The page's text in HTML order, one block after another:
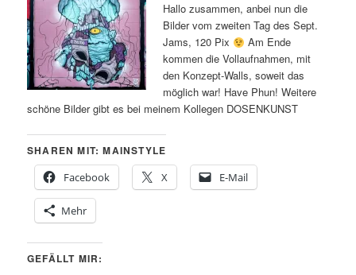
Hallo zusammen, anbei nun die
Bilder vom zweiten Tag des Sept.
Jams, 120 Pix
Am Ende
kommen die Vollaufnahmen, mit
den Konzept-Walls, soweit das
möglich war! Have Phun! Weitere
schöne Bilder gibt es bei meinem Kollegen DOSENKUNST
SHAREN MIT: MAINSTYLE
Facebook
X E-Mail
Mehr
GEFÄLLT MIR: